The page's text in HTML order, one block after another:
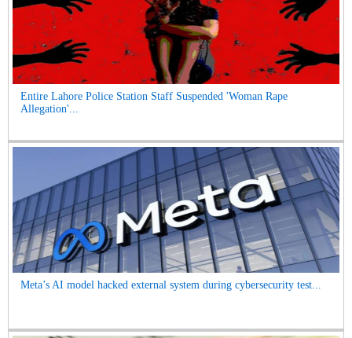
Entire Lahore Police Station Staff Suspended 'Woman Rape
Allegation'...
Meta’s AI model hacked external system during cybersecurity test...